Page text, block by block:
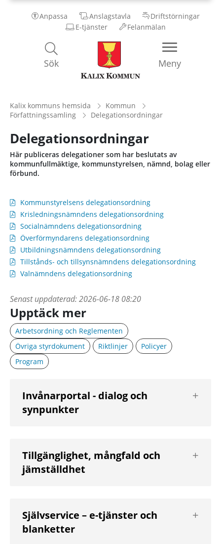
Anpassa Anslagstavla
Driftstörningar
E-tjänster
Felanmälan
Kalix
Kommun
Meny
Sök
Kalix kommuns hemsida
Kommun
Författningssamling
Delegationsordningar
Delegationsordningar
Här publiceras delegationer som har beslutats av
kommunfullmäktige, kommunstyrelsen, nämnd, bolag eller
förbund.
Kommunstyrelsens delegationsordning
Krisledningsnämndens delegationsordning
Socialnämndens delegationsordning
Överförmyndarens delegationsordning
Utbildningsnämndens delegationsordning
Tillstånds- och tillsynsnämndens delegationsordning
Valnämndens delegationsordning
Senast uppdaterad:2026-06-18 08:20
Upptäck mer
Arbetsordning och Reglementen
Övriga styrdokument
Riktlinjer
Policyer
Program
Invånarportal - dialog och
synpunkter
nästa
Tillgänglighet, mångfald och
jämställdhet
nästa
Självservice – e-tjänster och
blanketter
nästa